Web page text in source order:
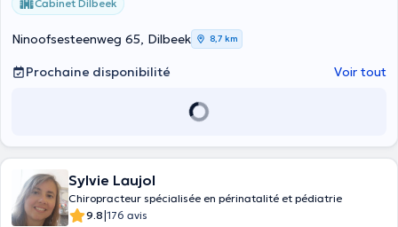
Cabinet Dilbeek
Ninoofsesteenweg 65, Dilbeek 8,7 km
Prochaine disponibilité Voir tout
Sylvie Laujol
Chiropracteur spécialisée en périnatalité et pédiatrie
9.8|176 avis